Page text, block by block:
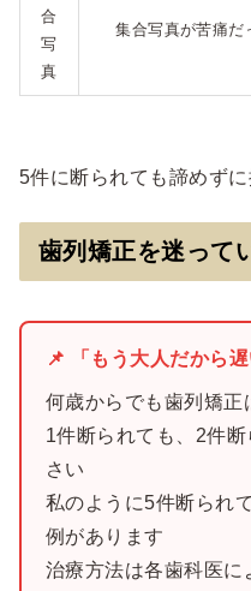
合
写
真
集合写真が苦痛だ
5件に断られても諦めず
歯列矯正を迷って
📌 「もう大人だから
何歳からでも歯列矯正
1件断られても、2件
さい
私のように5件断られ
例があります
治療方法は各歯科医に